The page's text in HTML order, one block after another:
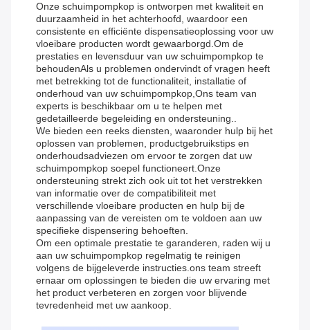
Onze schuimpompkop is ontworpen met kwaliteit en
duurzaamheid in het achterhoofd, waardoor een
consistente en efficiënte dispensatieoplossing voor uw
vloeibare producten wordt gewaarborgd.Om de
prestaties en levensduur van uw schuimpompkop te
behoudenAls u problemen ondervindt of vragen heeft
met betrekking tot de functionaliteit, installatie of
onderhoud van uw schuimpompkop,Ons team van
experts is beschikbaar om u te helpen met
gedetailleerde begeleiding en ondersteuning..
We bieden een reeks diensten, waaronder hulp bij het
oplossen van problemen, productgebruikstips en
onderhoudsadviezen om ervoor te zorgen dat uw
schuimpompkop soepel functioneert.Onze
ondersteuning strekt zich ook uit tot het verstrekken
van informatie over de compatibiliteit met
verschillende vloeibare producten en hulp bij de
aanpassing van de vereisten om te voldoen aan uw
specifieke dispensering behoeften.
Om een optimale prestatie te garanderen, raden wij u
aan uw schuimpompkop regelmatig te reinigen
volgens de bijgeleverde instructies.ons team streeft
ernaar om oplossingen te bieden die uw ervaring met
het product verbeteren en zorgen voor blijvende
tevredenheid met uw aankoop.